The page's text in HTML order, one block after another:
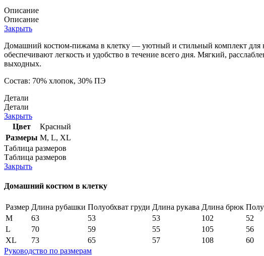
Описание
Описание
Закрыть
Домашний костюм-пижама в клетку — уютный и стильный комплект для
обеспечивают легкость и удобство в течение всего дня. Мягкий,
выходных.
Состав: 70% хлопок, 30% ПЭ
Детали
Детали
Закрыть
Цвет
Красный
Размеры M, L, XL
Таблица размеров
Таблица размеров
Закрыть
Домашний костюм в клетку
Размер Длина рубашки Полуобхват груди Длина рукава Длина брюк
M
63 53 53 102 52
L
70 59 55 105 56
XL
73 65 57 108 60
Руководство по размерам